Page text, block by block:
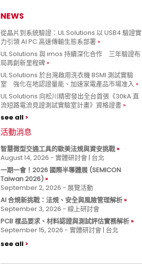
NEWS
從晶片到系統驗證：UL Solutions 以 USB4 驗證實
力引領 AI PC 高速傳輸生態系部署
UL Solutions 與 imos 持續深化合作 三年驗證布
局再創新里程碑
UL Solutions 於台灣啟用洗衣機 BSMI 測試實驗
室 強化在地認證量能、加速家電產品市場准入
UL Solutions 向松川精密發出全台首張《30kA 直
流短路電流見證測試實驗室計畫》資格證書
see all
活動消息
智慧微型交通工具的歐美法規與資安挑戰
August 14, 2026 - 實體研討會 | 台北
一期一會！2026 國際半導體展 (SEMICON
Taiwan 2026)
September 2, 2026 - 展覽活動
AI 合規新挑戰：法規、安全與風險管理解析
September 3, 2026 - 線上研討會
PCB 樣品要求、材料認證與測試評估實務解析
September 15, 2026 - 實體研討會 | 台北
see all